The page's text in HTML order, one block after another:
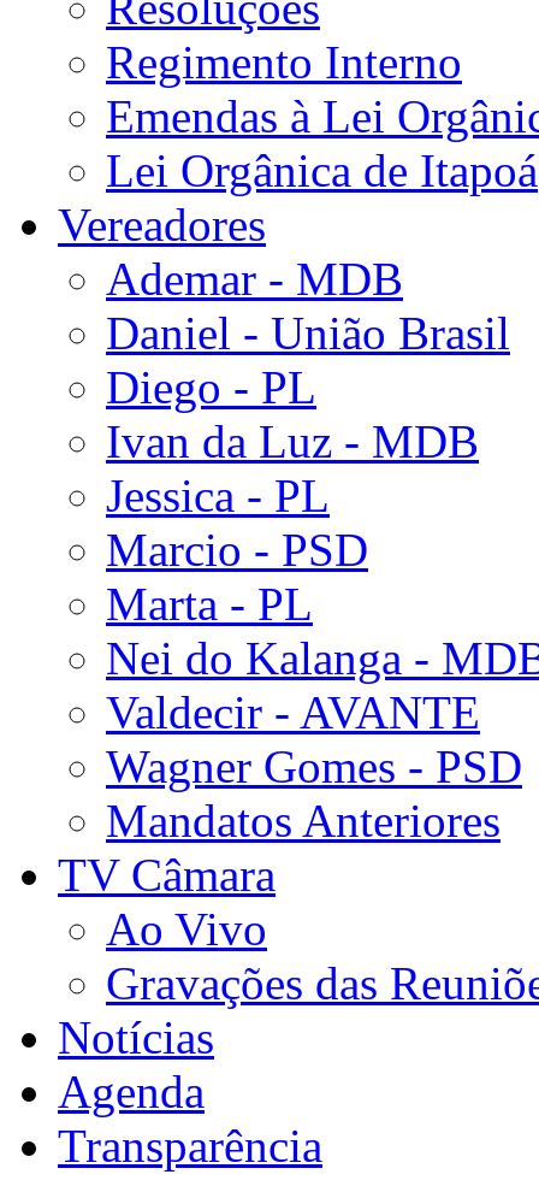
Regimento Interno
Emendas à Lei
Lei Orgânica de Itapoá
Vereadores
Ademar - MDB
Daniel - União Brasil
Diego - PL
Ivan da Luz - MDB
Jessica - PL
Marcio - PSD
Marta - PL
Nei do Kalanga -
Valdecir - AVANTE
Wagner Gomes - PSD
Mandatos Anteriores
TV Câmara
Ao Vivo
Gravações das
Notícias
Agenda
Transparência